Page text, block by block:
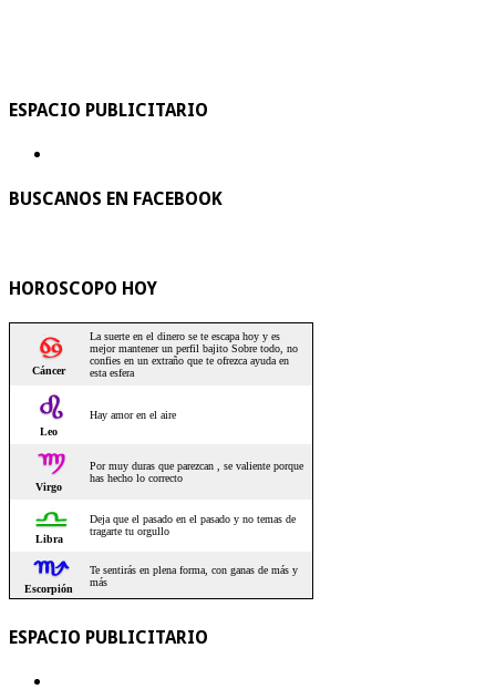
ESPACIO PUBLICITARIO
BUSCANOS EN FACEBOOK
HOROSCOPO HOY
ESPACIO PUBLICITARIO